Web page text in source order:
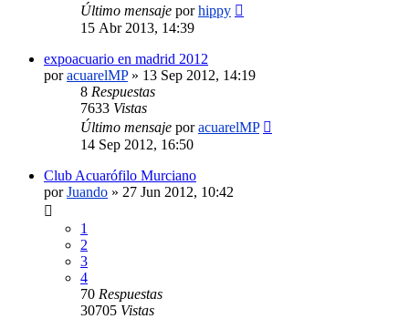
Último mensaje porhippy
15 Abr 2013, 14:39
expoacuario en madrid 2012
poracuarelMP» 13 Sep 2012, 14:19
8 Respuestas
7633 Vistas
Último mensaje poracuarelMP
14 Sep 2012, 16:50
Club Acuarófilo Murciano
porJuando » 27 Jun 2012, 10:42
1
2
3
4
70 Respuestas
30705 Vistas